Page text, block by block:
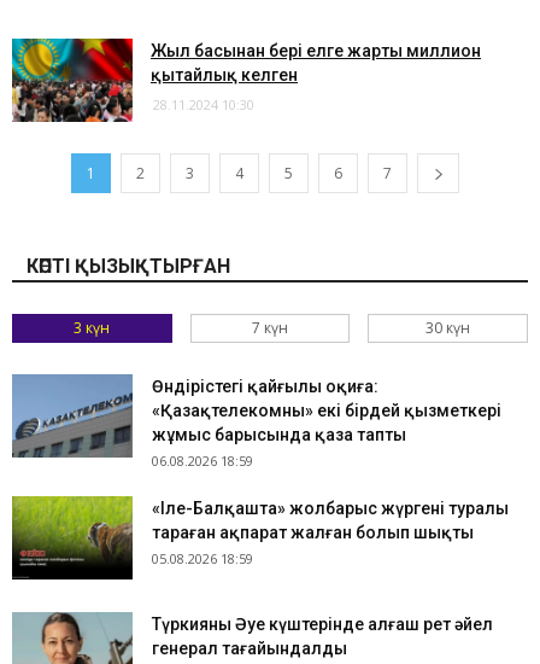
Жыл басынан бері елге жарты миллион
қытайлық келген
28.11.2024 10:30
1 2 3 4 5 6 7
КӨПТІ ҚЫЗЫҚТЫРҒАН
3 күн 7 күн 30 күн
Өндірістегі қайғылы оқиға:
«Қазақтелекомның» екі бірдей қызметкері
жұмыс барысында қаза тапты
06.08.2026 18:59
«Іле-Балқашта» жолбарыс жүргені туралы
тараған ақпарат жалған болып шықты
05.08.2026 18:59
Түркияның Әуе күштерінде алғаш рет әйел
генерал тағайындалды